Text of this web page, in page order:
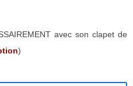
avec son clapet de
)